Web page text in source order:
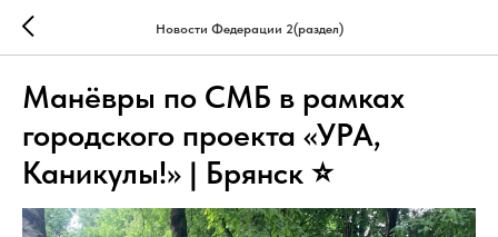
Новости Федерации 2(раздел)
Манёвры по СМБ в рамках
городского проекта «УРА,
Каникулы!» | Брянск ⭐